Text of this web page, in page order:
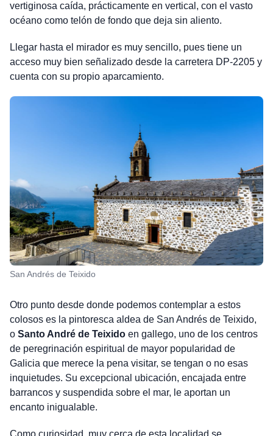
vertiginosa caída, prácticamente en vertical, con el vasto
océano como telón de fondo que deja sin aliento.
Llegar hasta el mirador es muy sencillo, pues tiene un
acceso muy bien señalizado desde la carretera DP-2205 y
cuenta con su propio aparcamiento.
San Andrés de Teixido
Otro punto desde donde podemos contemplar a estos
colosos es la pintoresca aldea de San Andrés de Teixido,
o Santo André de Teixidoen gallego, uno de los centros
de peregrinación espiritual de mayor popularidad de
Galicia que merece la pena visitar, se tengan o no esas
inquietudes. Su excepcional ubicación, encajada entre
barrancos y suspendida sobre el mar, le aportan un
encanto inigualable.
Como curiosidad, muy cerca de esta localidad se